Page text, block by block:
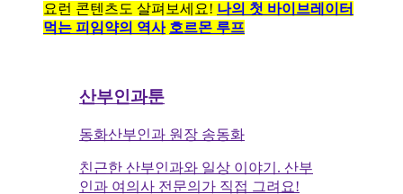
요런 콘텐츠도 살펴보세요! 나의 첫 바이브레이터
먹는 피임약의 역사 호르몬 루프
산부인과툰
동화산부인과 원장 송동화
친근한 산부인과와 일상 이야기. 산부
인과 여의사 전문의가 직접 그려요!